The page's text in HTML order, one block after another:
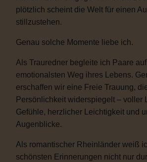
plötzlich scheint die Welt für einen
stillzustehen.
Genau solche Momente liebe ich.
Als Trauredner begleite ich Paare auf
emotionalsten Weg ihres Lebens.
erschaffen wir eine Freie Trauung,
Persönlichkeit widerspiegelt – voller
Gefühle, herzlicher Leichtigkeit und
Augenblicke.
Als romantischer Rheinländer weiß
schönsten Erinnerungen nicht nur